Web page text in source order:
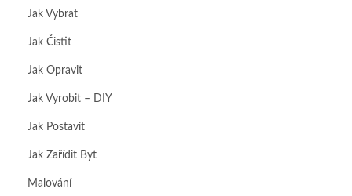
Jak Vybrat
Jak Čistit
Jak Opravit
Jak Vyrobit – DIY
Jak Postavit
Jak Zařídit Byt
Malování